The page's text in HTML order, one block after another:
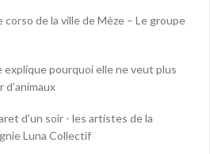
corso de la ville de Mèze – Le groupe
explique pourquoi elle ne veut plus
d’animaux
d'un soir - les artistes de la
Luna Collectif